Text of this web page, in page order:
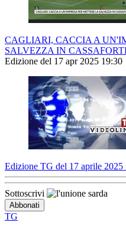
CAGLIARI, CACCIA A
SALVEZZA IN
Edizione del 17 apr 2025 19:30
Edizione TG del 17 aprile 2025
Sottoscrivi
TG